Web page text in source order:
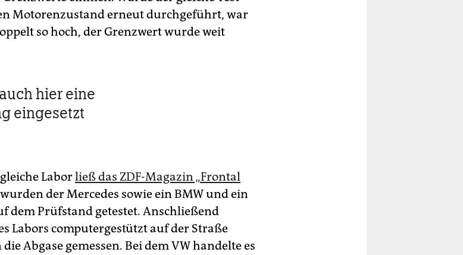
Motorenzustand erneut durchgeführt, war
so hoch, der Grenzwert wurde weit
hier eine
eingesetzt
Laborließ das ZDF-Magazin „Frontal
der Mercedes sowie ein BMW und ein
dem Prüfstand getestet. Anschließend
Labors computergestützt auf der Straße
Abgase gemessen. Bei dem VW handelte es